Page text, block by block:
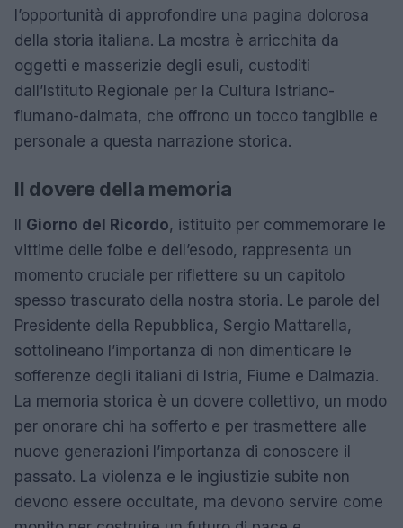
l’opportunità di approfondire una pagina dolorosa
della storia italiana. La mostra è arricchita da
oggetti e masserizie degli esuli, custoditi
dall’Istituto Regionale per la Cultura Istriano-
fiumano-dalmata, che offrono un tocco tangibile e
personale a questa narrazione storica.
Il dovere della memoria
Il Giorno del Ricordo, istituito per commemorare le
vittime delle foibe e dell’esodo, rappresenta un
momento cruciale per riflettere su un capitolo
spesso trascurato della nostra storia. Le parole del
Presidente della Repubblica, Sergio Mattarella,
sottolineano l’importanza di non dimenticare le
sofferenze degli italiani di Istria, Fiume e Dalmazia.
La memoria storica è un dovere collettivo, un modo
per onorare chi ha sofferto e per trasmettere alle
nuove generazioni l’importanza di conoscere il
passato. La violenza e le ingiustizie subite non
devono essere occultate, ma devono servire come